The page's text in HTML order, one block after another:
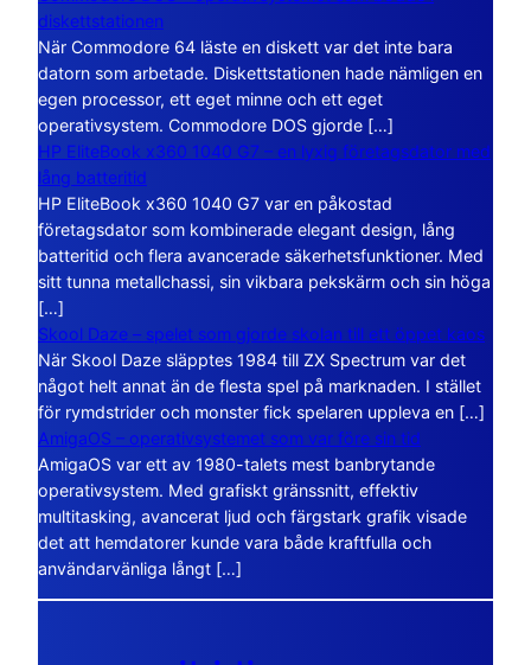
diskettstationen
När Commodore 64 läste en diskett var det inte bara
datorn som arbetade. Diskettstationen hade nämligen en
egen processor, ett eget minne och ett eget
operativsystem. Commodore DOS gjorde […]
HP EliteBook x360 1040 G7 – en lyxig företagsdator med
lång batteritid
HP EliteBook x360 1040 G7 var en påkostad
företagsdator som kombinerade elegant design, lång
batteritid och flera avancerade säkerhetsfunktioner. Med
sitt tunna metallchassi, sin vikbara pekskärm och sin höga
[…]
Skool Daze – spelet som gjorde skolan till ett öppet kaos
När Skool Daze släpptes 1984 till ZX Spectrum var det
något helt annat än de flesta spel på marknaden. I stället
för rymdstrider och monster fick spelaren uppleva en […]
AmigaOS – operativsystemet som var före sin tid
AmigaOS var ett av 1980-talets mest banbrytande
operativsystem. Med grafiskt gränssnitt, effektiv
multitasking, avancerat ljud och färgstark grafik visade
det att hemdatorer kunde vara både kraftfulla och
användarvänliga långt […]